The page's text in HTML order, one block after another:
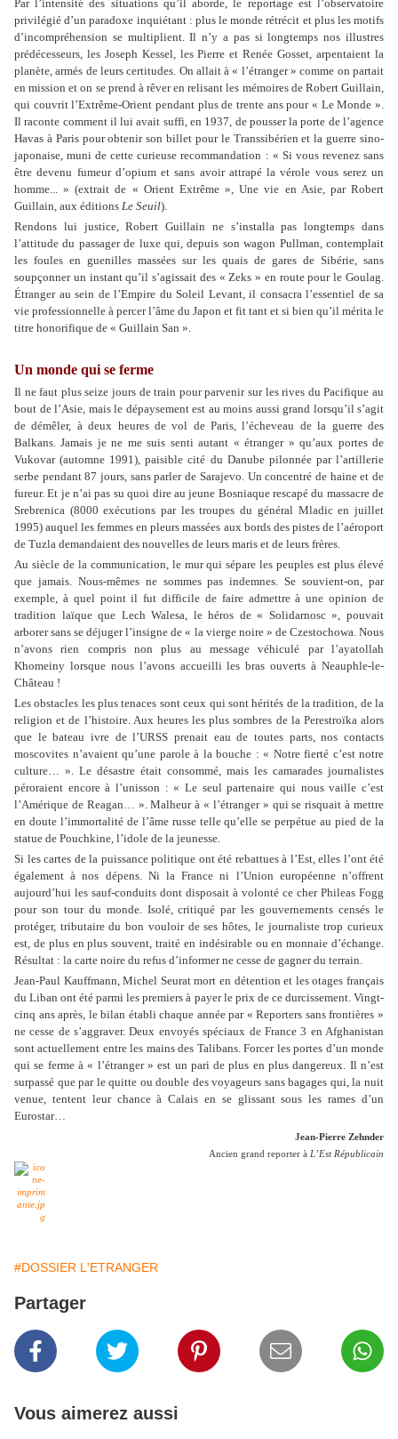
Par l’intensité des situations qu’il aborde, le reportage est l’observatoire
privilégié d’un paradoxe inquiétant : plus le monde rétrécit et plus les motifs
d’incompréhension se multiplient. Il n’y a pas si longtemps nos illustres
prédécesseurs, les Joseph Kessel, les Pierre et Renée Gosset, arpentaient la
planète, armés de leurs certitudes. On allait à « l’étranger » comme on partait
en mission et on se prend à rêver en relisant les mémoires de Robert Guillain,
qui couvrit l’Extrême-Orient pendant plus de trente ans pour « Le Monde ».
Il raconte comment il lui avait suffi, en 1937, de pousser la porte de l’agence
Havas à Paris pour obtenir son billet pour le Transsibérien et la guerre sino-
japonaise, muni de cette curieuse recommandation : « Si vous revenez sans
être devenu fumeur d’opium et sans avoir attrapé la vérole vous serez un
homme... » (extrait de « Orient Extrême », Une vie en Asie, par Robert
Guillain, aux éditions Le Seuil).
Rendons lui justice, Robert Guillain ne s’installa pas longtemps dans
l’attitude du passager de luxe qui, depuis son wagon Pullman, contemplait
les foules en guenilles massées sur les quais de gares de Sibérie, sans
soupçonner un instant qu’il s’agissait des « Zeks » en route pour le Goulag.
Étranger au sein de l’Empire du Soleil Levant, il consacra l’essentiel de sa
vie professionnelle à percer l’âme du Japon et fit tant et si bien qu’il mérita le
titre honorifique de « Guillain San ».
Un monde qui se ferme
Il ne faut plus seize jours de train pour parvenir sur les rives du Pacifique au
bout de l’Asie, mais le dépaysement est au moins aussi grand lorsqu’il s’agit
de démêler, à deux heures de vol de Paris, l’écheveau de la guerre des
Balkans. Jamais je ne me suis senti autant « étranger » qu’aux portes de
Vukovar (automne 1991), paisible cité du Danube pilonnée par l’artillerie
serbe pendant 87 jours, sans parler de Sarajevo. Un concentré de haine et de
fureur. Et je n’ai pas su quoi dire au jeune Bosniaque rescapé du massacre de
Srebrenica (8000 exécutions par les troupes du général Mladic en juillet
1995) auquel les femmes en pleurs massées aux bords des pistes de l’aéroport
de Tuzla demandaient des nouvelles de leurs maris et de leurs frères.
Au siècle de la communication, le mur qui sépare les peuples est plus élevé
que jamais. Nous-mêmes ne sommes pas indemnes. Se souvient-on, par
exemple, à quel point il fut difficile de faire admettre à une opinion de
tradition laïque que Lech Walesa, le héros de « Solidarnosc », pouvait
arborer sans se déjuger l’insigne de « la vierge noire » de Czestochowa. Nous
n’avons rien compris non plus au message véhiculé par l’ayatollah
Khomeiny lorsque nous l’avons accueilli les bras ouverts à Neauphle-le-
Château !
Les obstacles les plus tenaces sont ceux qui sont hérités de la tradition, de la
religion et de l’histoire. Aux heures les plus sombres de la Perestroïka alors
que le bateau ivre de l’URSS prenait eau de toutes parts, nos contacts
moscovites n’avaient qu’une parole à la bouche : « Notre fierté c’est notre
culture… ». Le désastre était consommé, mais les camarades journalistes
péroraient encore à l’unisson : « Le seul partenaire qui nous vaille c’est
l’Amérique de Reagan… ». Malheur à « l’étranger » qui se risquait à mettre
en doute l’immortalité de l’âme russe telle qu’elle se perpétue au pied de la
statue de Pouchkine, l’idole de la jeunesse.
Si les cartes de la puissance politique ont été rebattues à l’Est, elles l’ont été
également à nos dépens. Ni la France ni l’Union européenne n’offrent
aujourd’hui les sauf-conduits dont disposait à volonté ce cher Phileas Fogg
pour son tour du monde. Isolé, critiqué par les gouvernements censés le
protéger, tributaire du bon vouloir de ses hôtes, le journaliste trop curieux
est, de plus en plus souvent, traité en indésirable ou en monnaie d’échange.
Résultat : la carte noire du refus d’informer ne cesse de gagner du terrain.
Jean-Paul Kauffmann, Michel Seurat mort en détention et les otages français
du Liban ont été parmi les premiers à payer le prix de ce durcissement. Vingt-
cinq ans après, le bilan établi chaque année par « Reporters sans frontières »
ne cesse de s’aggraver. Deux envoyés spéciaux de France 3 en Afghanistan
sont actuellement entre les mains des Talibans. Forcer les portes d’un monde
qui se ferme à « l’étranger » est un pari de plus en plus dangereux. Il n’est
surpassé que par le quitte ou double des voyageurs sans bagages qui, la nuit
venue, tentent leur chance à Calais en se glissant sous les rames d’un
Eurostar…
Jean-Pierre Zehnder
Ancien grand reporter à L’Est Républicain
#DOSSIER L'ETRANGER
Partager
Vous aimerez aussi